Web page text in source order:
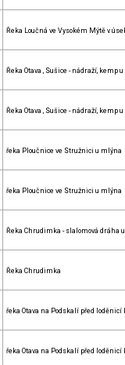
Řeka Loučná ve Vysokém Mýtě v
Řeka Otava , Sušice - nádraží, kemp
Řeka Otava , Sušice - nádraží, kemp
řeka Ploučnice ve Stružnici u mlýna
řeka Ploučnice ve Stružnici u mlýna
Řeka Chrudimka - slalomová dráha
Řeka Chrudimka
řeka Otava na Podskalí před loděnicí
řeka Otava na Podskalí před loděnicí